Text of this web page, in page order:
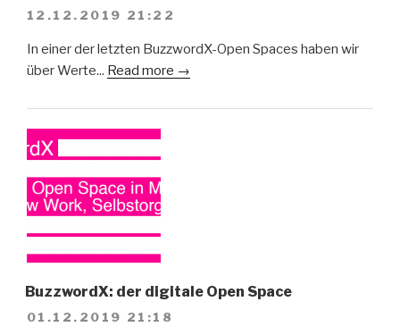
12.12.2019 21:22
In einer der letzten BuzzwordX-Open Spaces haben wir
über Werte... Read more →
BuzzwordX: der digitale Open Space
01.12.2019 21:18